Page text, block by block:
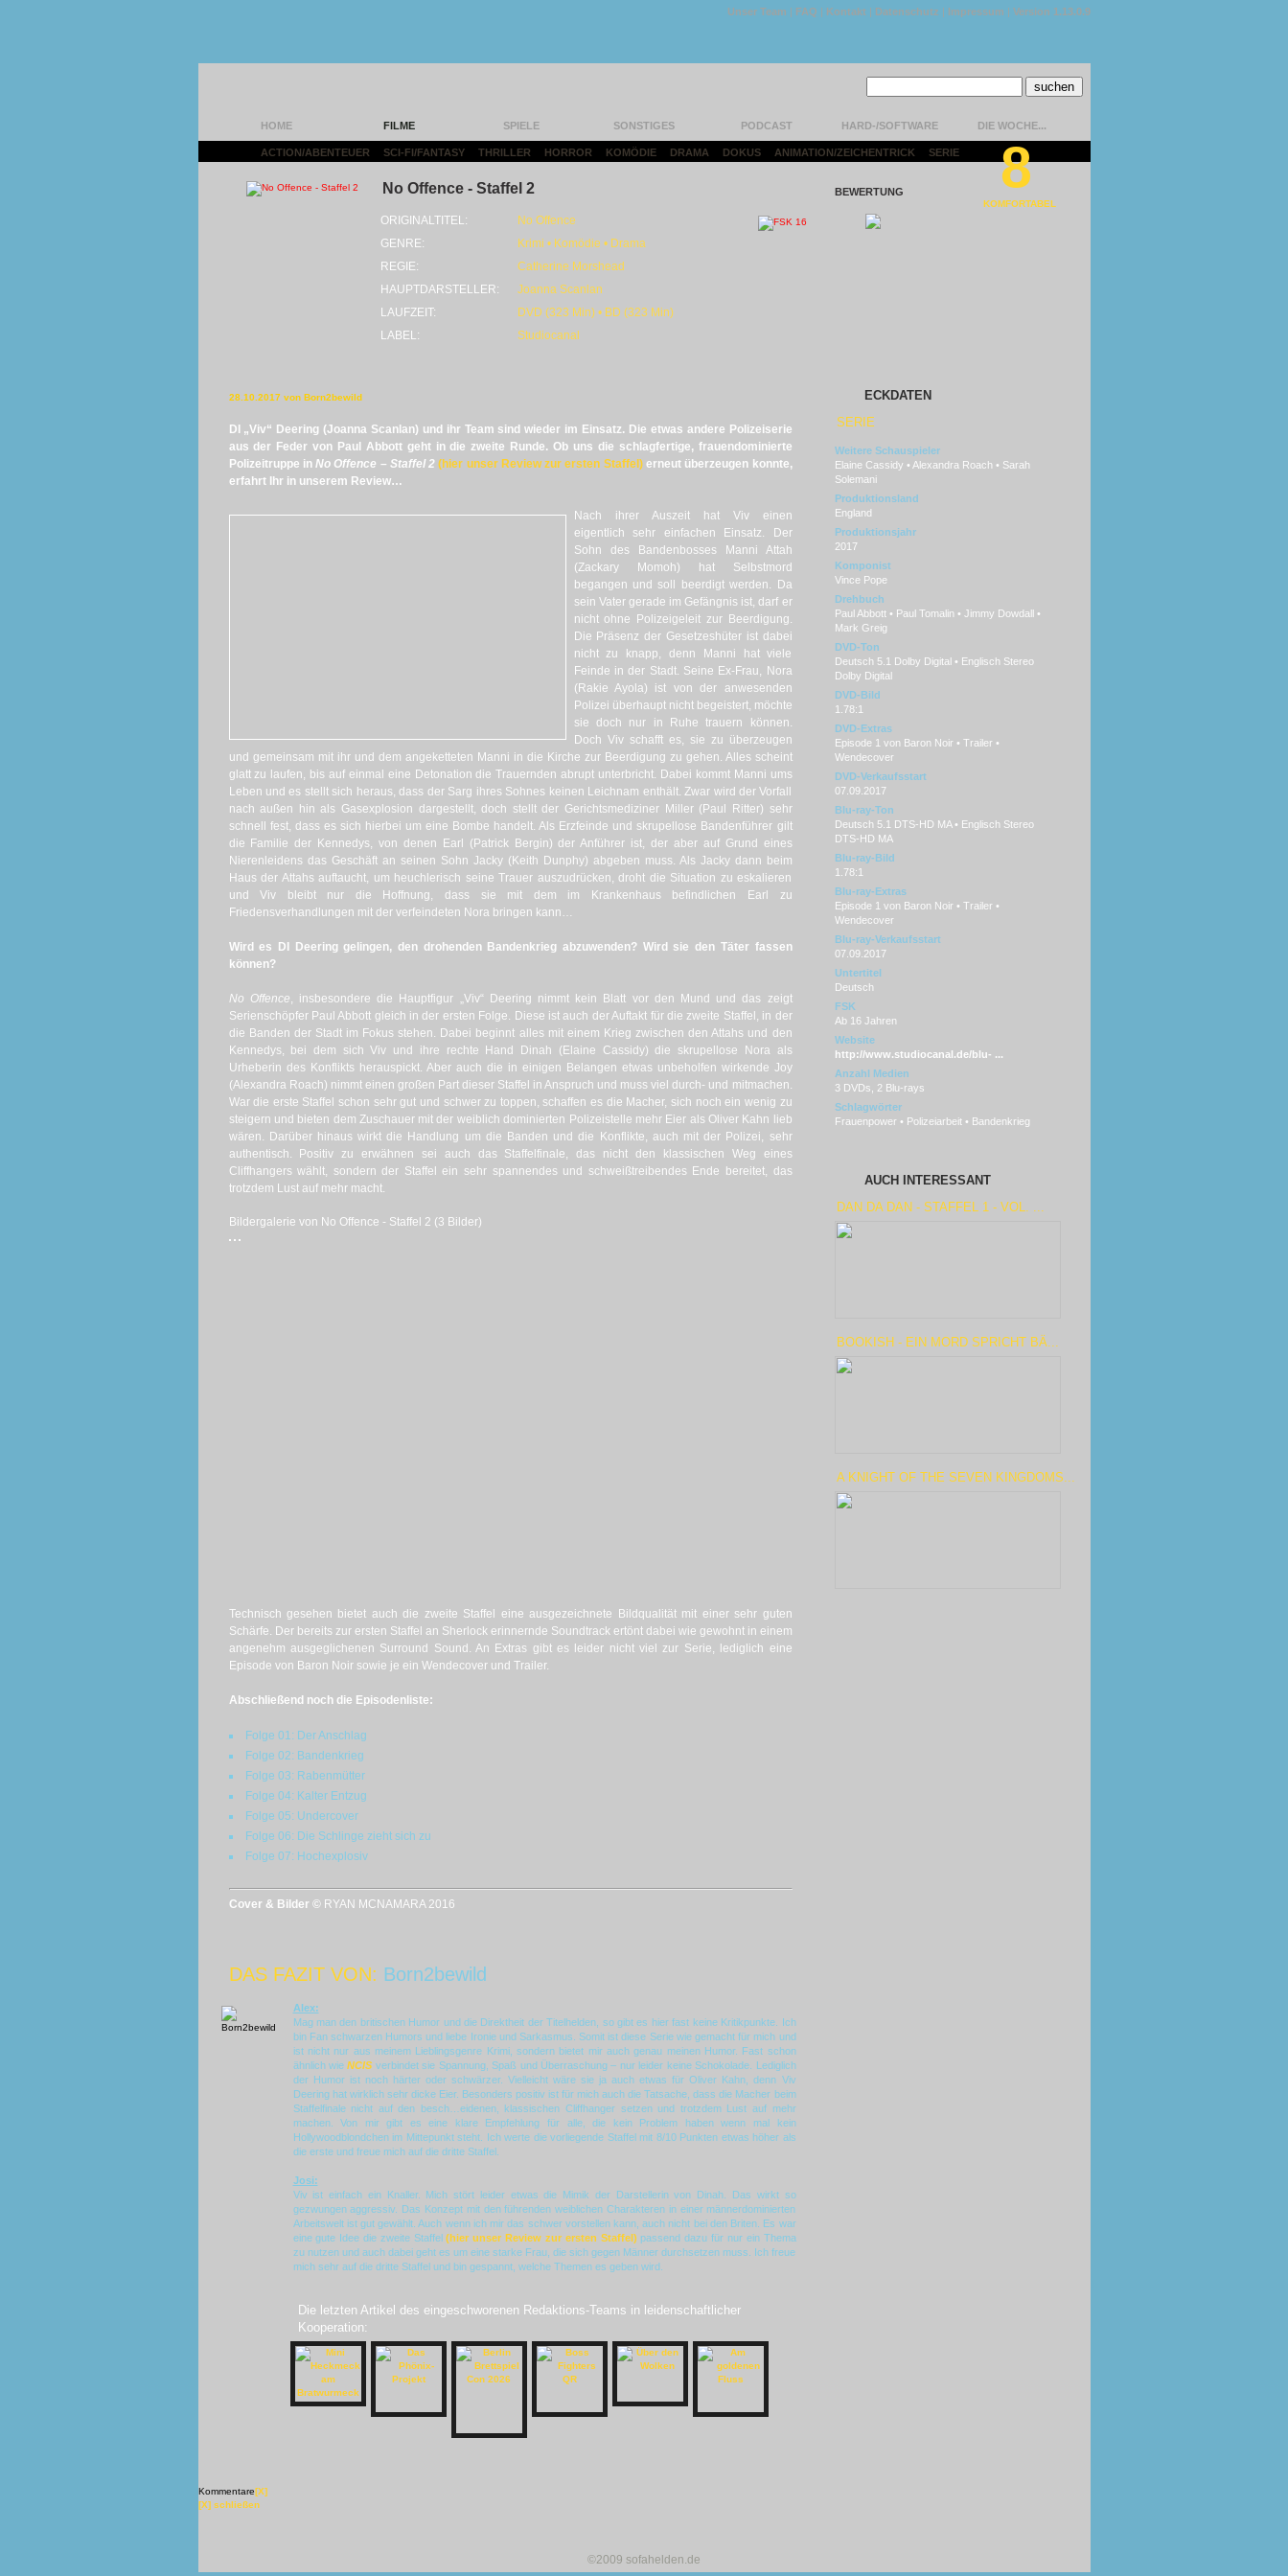
Unser Team | FAQ | Kontakt | Datenschutz | Impressum | Version 1.13.0.9
HOME FILME SPIELE SONSTIGES PODCAST HARD-/SOFTWARE DIE WOCHE...
ACTION/ABENTEUER SCI-FI/FANTASY THRILLER HORROR KOMÖDIE DRAMA DOKUS ANIMATION/ZEICHENTRICK SERIE
No Offence - Staffel 2
ORIGINALTITEL:
No Offence
GENRE:
Krimi • Komödie • Drama
REGIE:
Catherine Morshead
HAUPTDARSTELLER:
Joanna Scanlan
LAUFZEIT:
DVD (323 Min) • BD (323 Min)
LABEL:
Studiocanal
BEWERTUNG 8
KOMFORTABEL
28.10.2017 von Born2bewild
DI „Viv“ Deering (Joanna Scanlan) und ihr Team sind wieder im Einsatz. Die etwas andere Polizeiserie
aus der Feder von Paul Abbott geht in die zweite Runde. Ob uns die schlagfertige, frauendominierte
Polizeitruppe inNo Offence – Staffel 2 (hier unser Review zur ersten Staffel)erneut überzeugen konnte,
erfahrt Ihr in unserem Review…
Nach ihrer Auszeit hat Viv einen
eigentlich sehr einfachen Einsatz. Der
Sohn des Bandenbosses Manni Attah
(Zackary Momoh) hat Selbstmord
begangen und soll beerdigt werden. Da
sein Vater gerade im Gefängnis ist, darf er
nicht ohne Polizeigeleit zur Beerdigung.
Die Präsenz der Gesetzeshüter ist dabei
nicht zu knapp, denn Manni hat viele
Feinde in der Stadt. Seine Ex-Frau, Nora
(Rakie Ayola) ist von der anwesenden
Polizei überhaupt nicht begeistert, möchte
sie doch nur in Ruhe trauern können.
Doch Viv schafft es, sie zu überzeugen
und gemeinsam mit ihr und dem angeketteten Manni in die Kirche zur Beerdigung zu gehen. Alles scheint
glatt zu laufen, bis auf einmal eine Detonation die Trauernden abrupt unterbricht. Dabei kommt Manni ums
Leben und es stellt sich heraus, dass der Sarg ihres Sohnes keinen Leichnam enthält. Zwar wird der Vorfall
nach außen hin als Gasexplosion dargestellt, doch stellt der Gerichtsmediziner Miller (Paul Ritter) sehr
schnell fest, dass es sich hierbei um eine Bombe handelt. Als Erzfeinde und skrupellose Bandenführer gilt
die Familie der Kennedys, von denen Earl (Patrick Bergin) der Anführer ist, der aber auf Grund eines
Nierenleidens das Geschäft an seinen Sohn Jacky (Keith Dunphy) abgeben muss. Als Jacky dann beim
Haus der Attahs auftaucht, um heuchlerisch seine Trauer auszudrücken, droht die Situation zu eskalieren
und Viv bleibt nur die Hoffnung, dass sie mit dem im Krankenhaus befindlichen Earl zu
Friedensverhandlungen mit der verfeindeten Nora bringen kann…
Wird es DI Deering gelingen, den drohenden Bandenkrieg abzuwenden? Wird sie den Täter fassen
können?
No Offence, insbesondere die Hauptfigur „Viv“ Deering nimmt kein Blatt vor den Mund und das zeigt
Serienschöpfer Paul Abbott gleich in der ersten Folge. Diese ist auch der Auftakt für die zweite Staffel, in der
die Banden der Stadt im Fokus stehen. Dabei beginnt alles mit einem Krieg zwischen den Attahs und den
Kennedys, bei dem sich Viv und ihre rechte Hand Dinah (Elaine Cassidy) die skrupellose Nora als
Urheberin des Konflikts herauspickt. Aber auch die in einigen Belangen etwas unbeholfen wirkende Joy
(Alexandra Roach) nimmt einen großen Part dieser Staffel in Anspruch und muss viel durch- und mitmachen.
War die erste Staffel schon sehr gut und schwer zu toppen, schaffen es die Macher, sich noch ein wenig zu
steigern und bieten dem Zuschauer mit der weiblich dominierten Polizeistelle mehr Eier als Oliver Kahn lieb
wären. Darüber hinaus wirkt die Handlung um die Banden und die Konflikte, auch mit der Polizei, sehr
authentisch. Positiv zu erwähnen sei auch das Staffelfinale, das nicht den klassischen Weg eines
Cliffhangers wählt, sondern der Staffel ein sehr spannendes und schweißtreibendes Ende bereitet, das
trotzdem Lust auf mehr macht.
Bildergalerie von No Offence - Staffel 2 (3 Bilder)
Technisch gesehen bietet auch die zweite Staffel eine ausgezeichnete Bildqualität mit einer sehr guten
Schärfe. Der bereits zur ersten Staffel an Sherlock erinnernde Soundtrack ertönt dabei wie gewohnt in einem
angenehm ausgeglichenen Surround Sound. An Extras gibt es leider nicht viel zur Serie, lediglich eine
Episode von Baron Noir sowie je ein Wendecover und Trailer.
Abschließend noch die Episodenliste:
Folge 01: Der Anschlag
Folge 02: Bandenkrieg
Folge 03: Rabenmütter
Folge 04: Kalter Entzug
Folge 05: Undercover
Folge 06: Die Schlinge zieht sich zu
Folge 07: Hochexplosiv
Cover & Bilder © RYAN MCNAMARA 2016
DAS FAZIT VON: Born2bewild
Alex:
Mag man den britischen Humor und die Direktheit der Titelhelden, so gibt es hier fast keine Kritikpunkte. Ich
bin Fan schwarzen Humors und liebe Ironie und Sarkasmus. Somit ist diese Serie wie gemacht für mich und
ist nicht nur aus meinem Lieblingsgenre Krimi, sondern bietet mir auch genau meinen Humor. Fast schon
ähnlich wieNCIS verbindet sie Spannung, Spaß und Überraschung – nur leider keine Schokolade. Lediglich
der Humor ist noch härter oder schwärzer. Vielleicht wäre sie ja auch etwas für Oliver Kahn, denn Viv
Deering hat wirklich sehr dicke Eier. Besonders positiv ist für mich auch die Tatsache, dass die Macher beim
Staffelfinale nicht auf den besch…eidenen, klassischen Cliffhanger setzen und trotzdem Lust auf mehr
machen. Von mir gibt es eine klare Empfehlung für alle, die kein Problem haben wenn mal kein
Hollywoodblondchen im Mittepunkt steht. Ich werte die vorliegende Staffel mit 8/10 Punkten etwas höher als
die erste und freue mich auf die dritte Staffel.
Josi:
Viv ist einfach ein Knaller. Mich stört leider etwas die Mimik der Darstellerin von Dinah. Das wirkt so
gezwungen aggressiv. Das Konzept mit den führenden weiblichen Charakteren in einer männerdominierten
Arbeitswelt ist gut gewählt. Auch wenn ich mir das schwer vorstellen kann, auch nicht bei den Briten. Es war
eine gute Idee die zweite Staffel(hier unser Review zur ersten Staffel) passend dazu für nur ein Thema
zu nutzen und auch dabei geht es um eine starke Frau, die sich gegen Männer durchsetzen muss. Ich freue
mich sehr auf die dritte Staffel und bin gespannt, welche Themen es geben wird.
Die letzten Artikel des eingeschworenen Redaktions-Teams in leidenschaftlicher
Kooperation:
ECKDATEN
SERIE
Weitere Schauspieler
Elaine Cassidy • Alexandra Roach • Sarah
Solemani
Produktionsland
England
Produktionsjahr
2017
Komponist
Vince Pope
Drehbuch
Paul Abbott • Paul Tomalin • Jimmy Dowdall •
Mark Greig
DVD-Ton
Deutsch 5.1 Dolby Digital • Englisch Stereo
Dolby Digital
DVD-Bild
1.78:1
DVD-Extras
Episode 1 von Baron Noir • Trailer •
Wendecover
DVD-Verkaufsstart
07.09.2017
Blu-ray-Ton
Deutsch 5.1 DTS-HD MA • Englisch Stereo
DTS-HD MA
Blu-ray-Bild
1.78:1
Blu-ray-Extras
Episode 1 von Baron Noir • Trailer •
Wendecover
Blu-ray-Verkaufsstart
07.09.2017
Untertitel
Deutsch
FSK
Ab 16 Jahren
Website
http://www.studiocanal.de/blu- ...
Anzahl Medien
3 DVDs, 2 Blu-rays
Schlagwörter
Frauenpower • Polizeiarbeit • Bandenkrieg
AUCH INTERESSANT
DAN DA DAN - STAFFEL 1 - VOL. ...
BOOKISH - EIN MORD SPRICHT BÄ...
A KNIGHT OF THE SEVEN KINGDOMS...
Kommentare[X]
[X] schließen
©2009 sofahelden.de